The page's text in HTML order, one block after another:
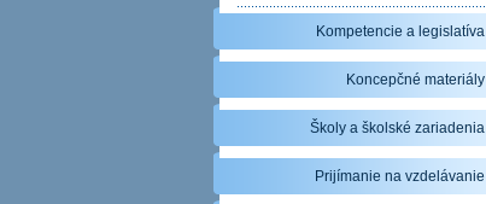
Kompetencie a legislatíva
Koncepčné materiály
Školy a školské zariadenia
Prijímanie na vzdelávanie